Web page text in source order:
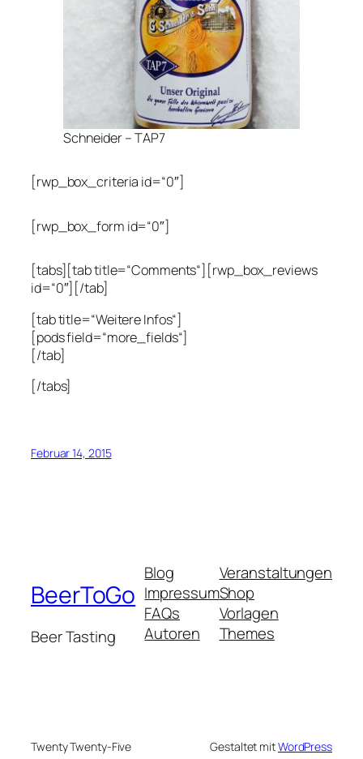
Schneider – TAP7
[rwp_box_criteria id=“0″]
[rwp_box_form id=“0″]
[tabs][tab title=“Comments“][rwp_box_reviews
id=“0″][/tab]
[tab title=“Weitere Infos“]
[pods field=“more_fields“]
[/tab]
[/tabs]
Februar 14, 2015
BeerToGo
Beer Tasting
Blog
Impressum
FAQs
Autoren
Veranstaltungen
Shop
Vorlagen
Themes
Twenty Twenty-Five Gestaltet mitWordPress